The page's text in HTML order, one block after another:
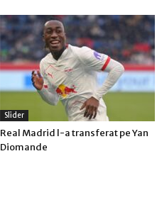
Slider
Real Madrid l-a transferat pe Yan
Diomande